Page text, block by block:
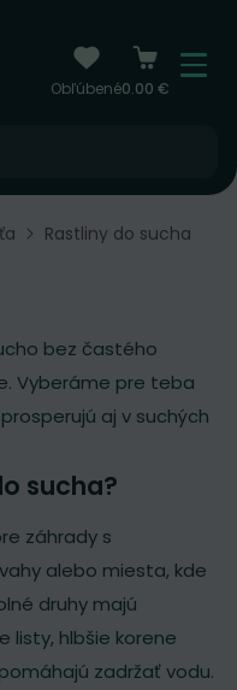
Obľúbené0.00 €
Menu
Rastliny do sucha
bez častého
Vyberáme pre teba
aj v suchých
sucha?
záhrady s
alebo miesta, kde
druhy majú
listy, hlbšie korene
zadržať vodu.